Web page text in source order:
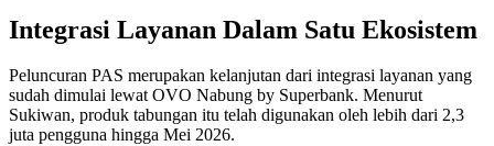
Integrasi Layanan Dalam Satu Ekosistem
Peluncuran PAS merupakan kelanjutan dari integrasi layanan yang
sudah dimulai lewat OVO Nabung by Superbank. Menurut
Sukiwan, produk tabungan itu telah digunakan oleh lebih dari 2,3
juta pengguna hingga Mei 2026.